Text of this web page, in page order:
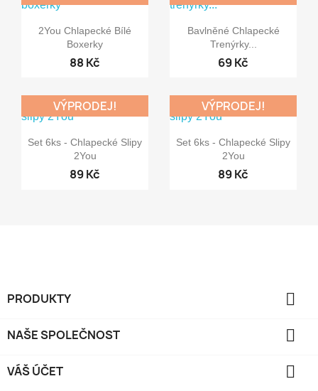
 Rychlý náhled
2You Chlapecké Bílé
Boxerky
88 Kč
 Rychlý náhled
Bavlněné Chlapecké
Trenýrky...
69 Kč
 Rychlý náhled
Set 6ks - Chlapecké Slipy
2You
89 Kč
VÝPRODEJ!
 Rychlý náhled
Set 6ks - Chlapecké Slipy
2You
89 Kč
VÝPRODEJ!
PRODUKTY 
NAŠE SPOLEČNOST 
VÁŠ ÚČET 